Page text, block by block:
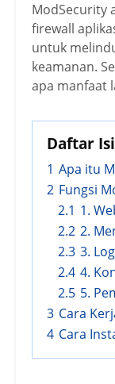
ModSecurity
firewall
untuk
keamanan.
apa manfaat
Daftar Isi
1 Apa itu
2 Fungsi
2.1 1.
2.2 2.
2.3 3.
2.4 4.
2.5 5.
3 Cara
4 Cara